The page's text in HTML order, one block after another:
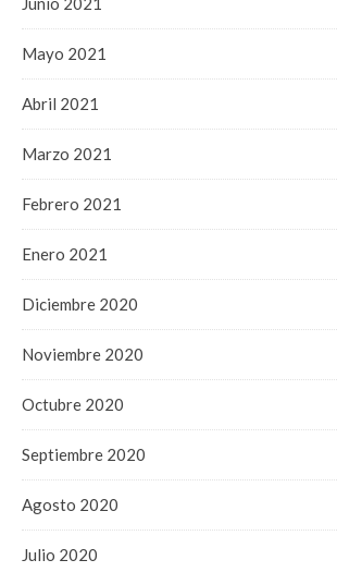
Mayo 2021
Abril 2021
Marzo 2021
Febrero 2021
Enero 2021
Diciembre 2020
Noviembre 2020
Octubre 2020
Septiembre 2020
Agosto 2020
Julio 2020